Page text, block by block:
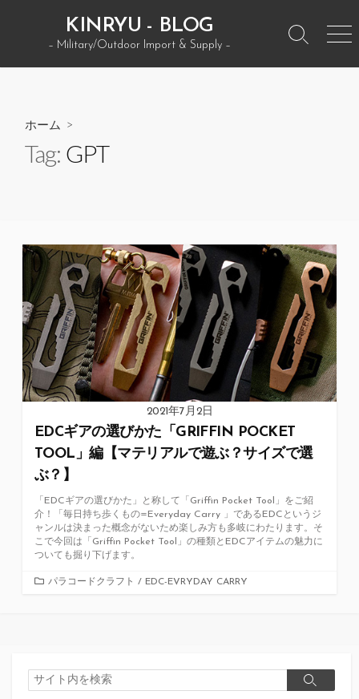
ン
KINRYU - BLOG
– Military/Outdoor Import & Supply –
検
メ
ホーム >
Tag: GPT
2021年7月2日
EDCギアの選びかた「GRIFFIN POCKET
TOOL」編【マテリアルで遊ぶ？サイズで選
ぶ？】
「EDCギアの選びかた」と称して「Griffin Pocket Tool」をご紹
介！「毎日持ち歩くもの=Everyday Carry 」であるEDCというジ
ャンルは決まった概念がないため楽しみ方も多岐にわたります。そ
こで今回は「Griffin Pocket Tool」の種類とEDCアイテムの魅力に
ついても掘り下げます。
カ
パラコードクラフト / EDC-EVRYDAY CARRY
検
索
検